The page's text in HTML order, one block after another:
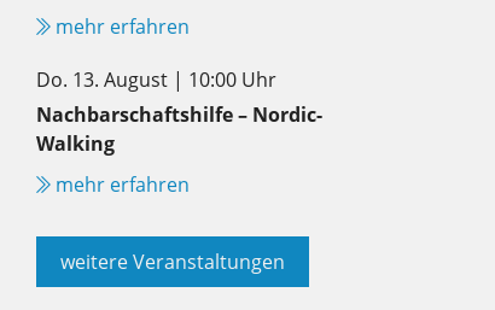
mehr erfahren
Do. 13. August | 10:00 Uhr
Nachbarschaftshilfe – Nordic-
Walking
mehr erfahren
weitere Veranstaltungen